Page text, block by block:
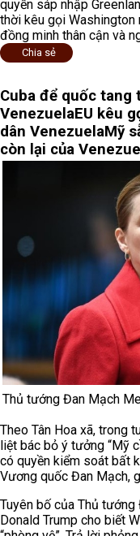
quyền sáp nhập
thời kêu gọi
đồng minh thân cận và
Chia sẻ
Cuba để quốc tang
VenezuelaEU kêu
dân VenezuelaMỹ
còn lại của
Thủ tướng Đan Mạch
Theo Tân Hoa xã, trong
liệt bác bỏ ý tưởng “Mỹ
có quyền kiểm soát bất
Vương quốc Đan Mạch,
Tuyên bố của Thủ
Donald Trump cho biết